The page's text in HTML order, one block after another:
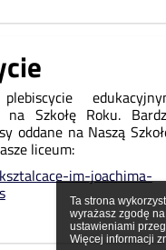
Ta strona
wyrażasz zgodę
ustawieniami
Więcej informacji
Szkołę Roku.
oddane na Naszą
liceum:
im-joachima-